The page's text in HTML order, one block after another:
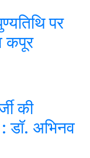
पर
कपूर
की
डॉ. अभिनव